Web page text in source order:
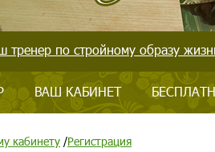
тренер по стройному образу
ВАШ КАБИНЕТ
кабинету /Регистрация